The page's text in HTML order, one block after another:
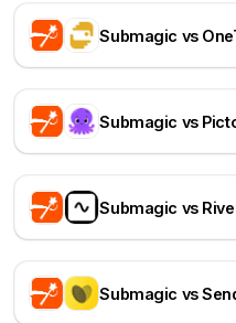
Submagic vs
Submagic vs
Submagic vs
Submagic vs